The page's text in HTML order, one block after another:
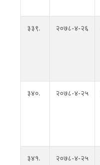
३३९. २०७८-४-२६
३४०. २०७८-४-२५
३४१. २०७८-४-२५